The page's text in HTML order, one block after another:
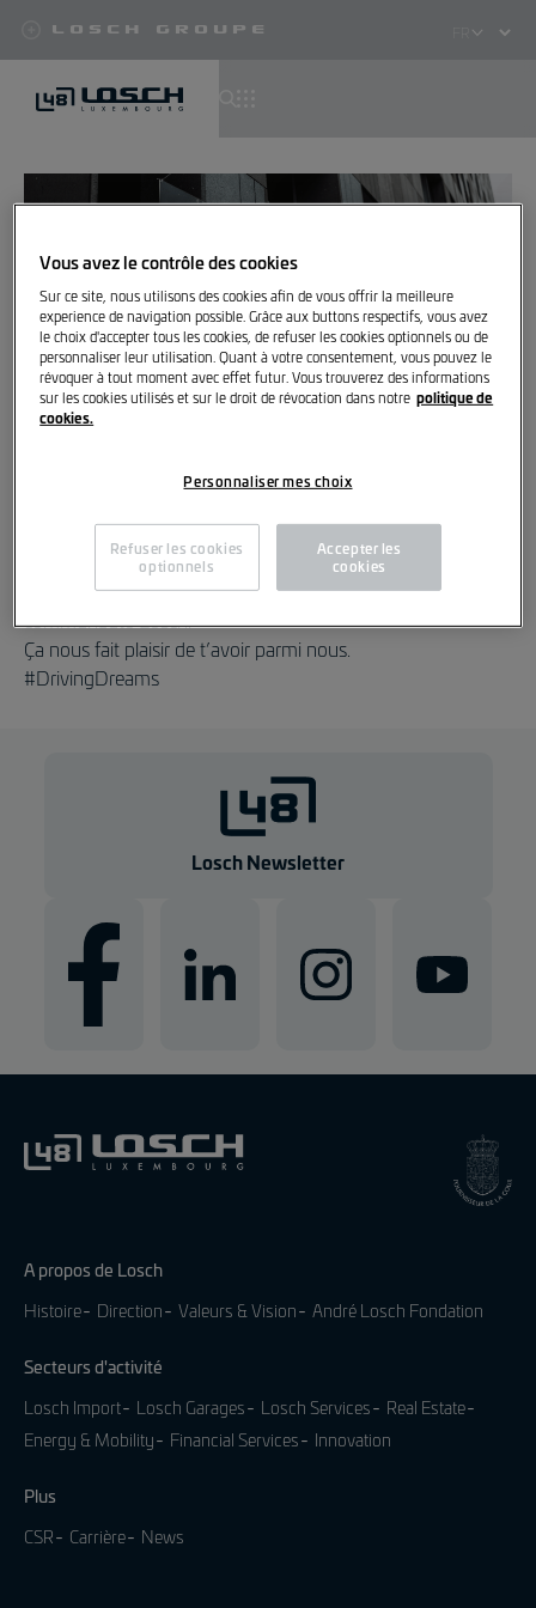
au
contenu
Losch Groupe
Select
Super, tu es maintenant inscrit
à notre newsletter
Nous sommes heureux que tu fasses partie de notre
communauté Losch.
Ça nous fait plaisir de t’avoir parmi nous.
#DrivingDreams
Losch Newsletter
A propos de Losch
Histoire Direction Valeurs & Vision André Losch Fondation
Secteurs d'activité
Losch Import Losch Garages Losch Services
Real Estate
Energy & Mobility
Financial Services Innovation
Plus
CSR Carrière News
Vous avez le contrôle des cookies
Sur ce site, nous utilisons des cookies afin de vous offrir la meilleure
experience de navigation possible. Grâce aux buttons respectifs, vous avez
le choix d'accepter tous les cookies, de refuser les cookies optionnels ou de
personnaliser leur utilisation. Quant à votre consentement, vous pouvez le
révoquer à tout moment avec effet futur. Vous trouverez des informations
sur les cookies utilisés et sur le droit de révocation dans notre politique de
cookies.
Personnaliser mes choix
Refuser les cookies
optionnels
Accepter les
cookies